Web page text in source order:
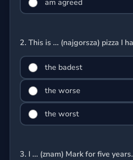
am agreed
2. This is ... (najgorsza) pizza I
the badest
the worse
the worst
3. I ... (znam) Mark for five years.